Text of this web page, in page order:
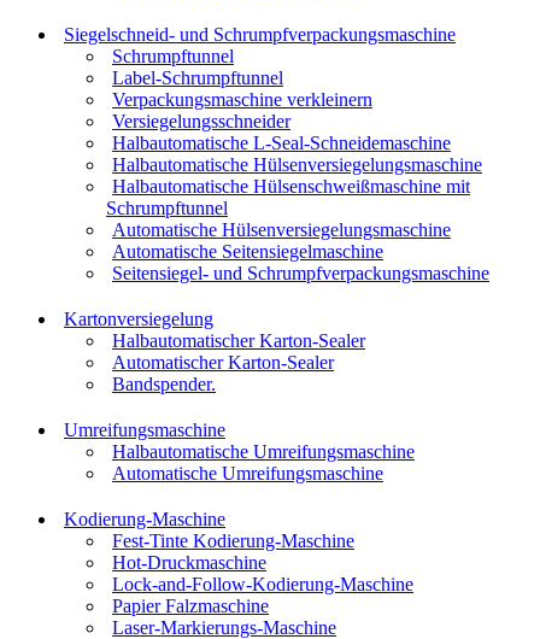
Siegelschneid- und Schrumpfverpackungsmaschine
Schrumpftunnel
Label-Schrumpftunnel
Verpackungsmaschine verkleinern
Versiegelungsschneider
Halbautomatische L-Seal-Schneidemaschine
Halbautomatische Hülsenversiegelungsmaschine
Halbautomatische Hülsenschweißmaschine mit
Schrumpftunnel
Automatische Hülsenversiegelungsmaschine
Automatische Seitensiegelmaschine
Seitensiegel- und Schrumpfverpackungsmaschine
Kartonversiegelung
Halbautomatischer Karton-Sealer
Automatischer Karton-Sealer
Bandspender.
Umreifungsmaschine
Halbautomatische Umreifungsmaschine
Automatische Umreifungsmaschine
Kodierung-Maschine
Fest-Tinte Kodierung-Maschine
Hot-Druckmaschine
Lock-and-Follow-Kodierung-Maschine
Papier Falzmaschine
Laser-Markierungs-Maschine